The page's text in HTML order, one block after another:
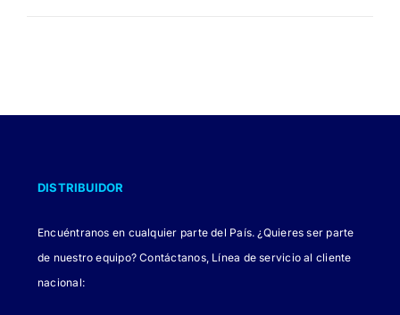
DISTRIBUIDOR
Encuéntranos en cualquier parte del País. ¿Quieres ser parte
de nuestro equipo? Contáctanos, Línea de servicio al cliente
nacional: